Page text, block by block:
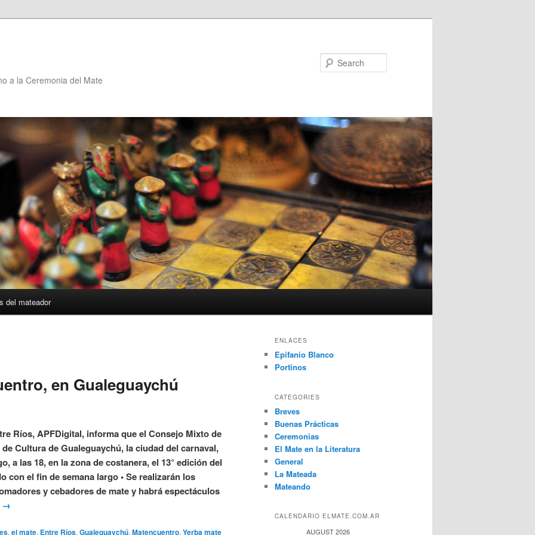
a la Ceremonia del Mate
del mateador
en Gualeguaychú
Ríos, APFDigital, informa que el Consejo Mixto de
Cultura de Gualeguaychú, la ciudad del carnaval,
a las 18, en la zona de costanera, el 13° edición del
con el fin de semana largo • Se realizarán los
y cebadores de mate y habrá espectáculos
→
, el mate, Entre Ríos, Gualeguaychú, Matencuentro, Yerba mate
ENLACES
Epifanio Blanco
Portinos
CATEGORIES
Breves
Buenas Prácticas
Ceremonias
El Mate en la Literatura
General
La Mateada
Mateando
CALENDARIO ELMATE.COM.AR
AUGUST 2026